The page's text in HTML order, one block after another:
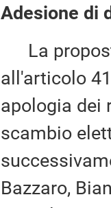
Adesione di
La
all'articolo
apologia dei
scambio
Bazzaro,